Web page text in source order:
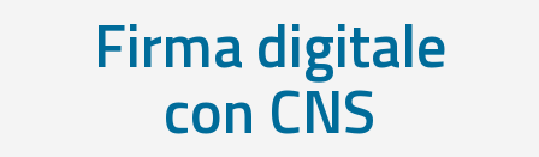
Firma digitale
con CNS